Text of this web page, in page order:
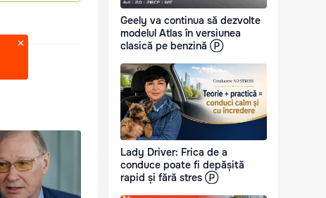
Geely va continua să dezvolte
modelul Atlas în versiunea
clasică pe benzină Ⓟ
Lady Driver: Frica de a
conduce poate fi depășită
rapid și fără stres Ⓟ